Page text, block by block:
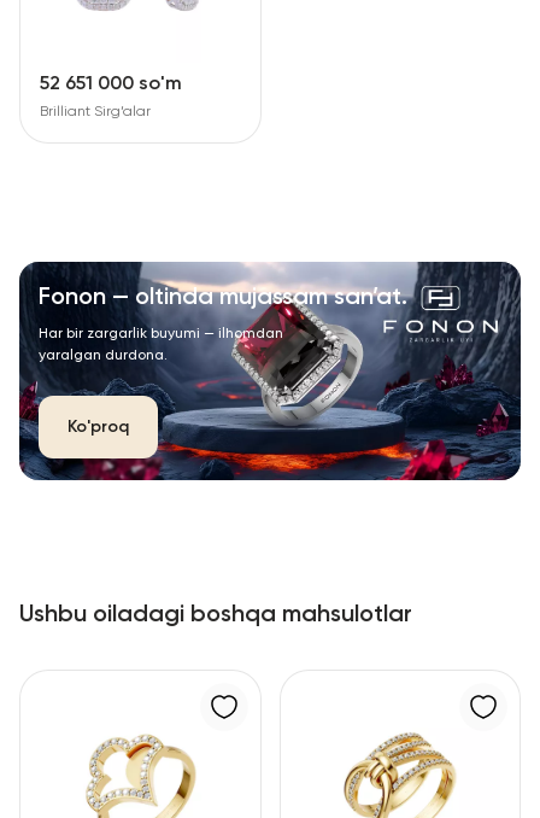
52 651 000 so'm
Brilliant Sirg‘alar
Fonon — oltinda mujassam san’at.
Har bir zargarlik buyumi — ilhomdan
yaralgan durdona.
Ko'proq
Ushbu oiladagi boshqa mahsulotlar